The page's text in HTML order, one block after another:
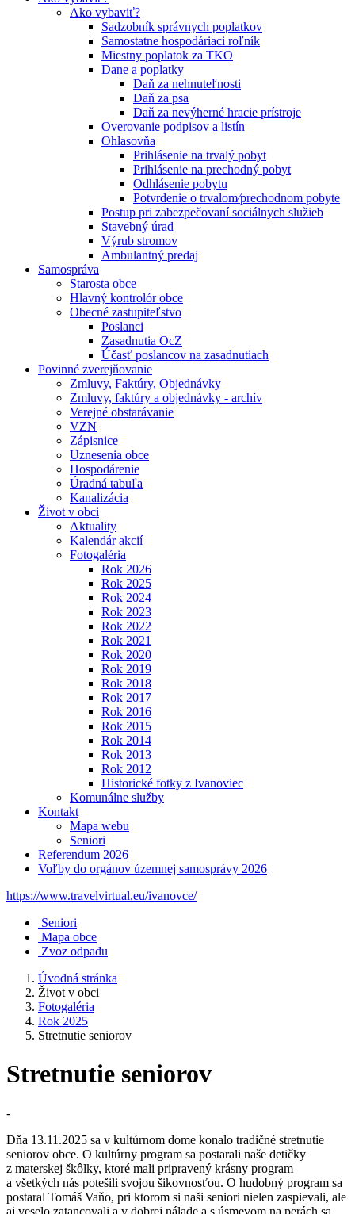
Ako vybaviť?
Sadzobník správnych poplatkov
Samostatne hospodáriaci roľník
Miestny poplatok za TKO
Dane a poplatky
Daň za nehnuteľnosti
Daň za psa
Daň za nevýherné hracie prístroje
Overovanie podpisov a listín
Ohlasovňa
Prihlásenie na trvalý pobyt
Prihlásenie na prechodný pobyt
Odhlásenie pobytu
Potvrdenie o trvalom⁄prechodnom pobyte
Postup pri zabezpečovaní sociálnych služieb
Stavebný úrad
Výrub stromov
Ambulantný predaj
Samospráva
Starosta obce
Hlavný kontrolór obce
Obecné zastupiteľstvo
Poslanci
Zasadnutia OcZ
Účasť poslancov na zasadnutiach
Povinné zverejňovanie
Zmluvy, Faktúry, Objednávky
Zmluvy, faktúry a objednávky - archív
Verejné obstarávanie
VZN
Zápisnice
Uznesenia obce
Hospodárenie
Úradná tabuľa
Kanalizácia
Život v obci
Aktuality
Kalendár akcií
Fotogaléria
Rok 2026
Rok 2025
Rok 2024
Rok 2023
Rok 2022
Rok 2021
Rok 2020
Rok 2019
Rok 2018
Rok 2017
Rok 2016
Rok 2015
Rok 2014
Rok 2013
Rok 2012
Historické fotky z Ivanoviec
Komunálne služby
Kontakt
Mapa webu
Seniori
Referendum 2026
Voľby do orgánov územnej samosprávy 2026
https://www.travelvirtual.eu/ivanovce/
Seniori
Mapa obce
Zvoz odpadu
Úvodná stránka
Život v obci
Fotogaléria
Rok 2025
Stretnutie seniorov
Stretnutie seniorov
-
Dňa 13.11.2025 sa v kultúrnom dome konalo tradičné stretnutie
seniorov obce. O kultúrny program sa postarali naše detičky
z materskej škôlky, ktoré mali pripravený krásny program
a všetkých nás potešili svojou šikovnosťou. O hudobný program sa
postaral Tomáš Vaňo, pri ktorom si naši seniori nielen zaspievali, ale
aj veselo zatancovali a v dobrej nálade a s úsmevom na perách sa